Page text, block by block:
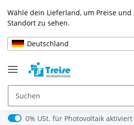
Wähle dein Lieferland, um Preise
Standort zu sehen.
Deutschland
0% USt. für Photovoltaik (§ 12
0% USt. für Photovoltaik aktiviert